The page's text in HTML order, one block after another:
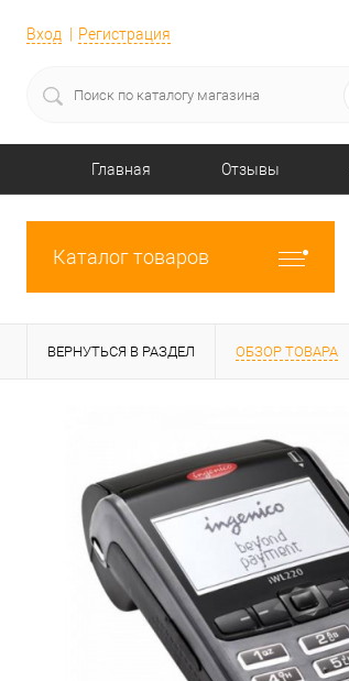
Вход Регистрация
Главная Отзывы
Каталог товаров
ВЕРНУТЬСЯ В РАЗДЕЛ ОБЗОР ТОВАРА